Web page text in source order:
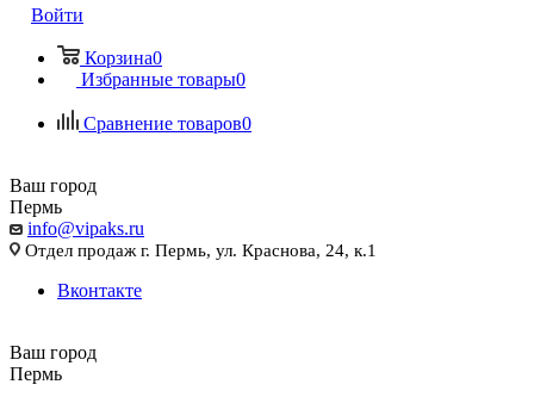
Войти
Корзина0
Избранные товары0
Сравнение товаров0
Ваш город
Пермь
info@vipaks.ru
Отдел продаж г. Пермь, ул. Краснова, 24, к.1
Вконтакте
Ваш город
Пермь